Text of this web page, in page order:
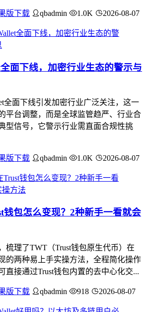
版下载 qbadmin 1.0K 2026-08-07
面下线，加密行业生态的警示与
全面下线引发加密行业广泛关注，这一
平台调整，而是全球监管趋严、行业合
型信号，它警示行业需直面合规性挑
版下载 qbadmin 1.0K 2026-08-07
包怎么变现？2种新手一看就会
梳理了TWT（Trust钱包原生代币）在
的两种易上手实操方法，全程简化操作
直接通过Trust钱包内置的去中心化交...
版下载 qbadmin 918 2026-08-07